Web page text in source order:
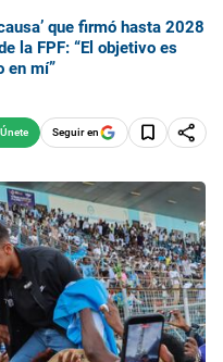
que firmó hasta 2028
la FPF: “El objetivo es
en mí”
Seguir en